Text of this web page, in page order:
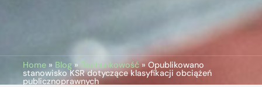
Home» Blog» Rachunkowość»Opublikowano
stanowisko KSR dotyczące klasyfikacji obciążeń
publicznoprawnych